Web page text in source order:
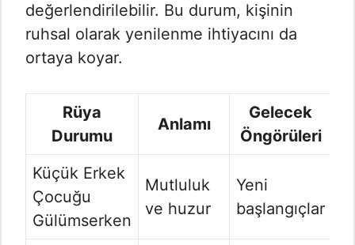
değerlendirilebilir. Bu durum, kişinin
ruhsal olarak yenilenme ihtiyacını da
ortaya koyar.
Rüya
Durumu
Anlamı
Gelecek
Öngörüleri
Küçük Erkek
Çocuğu
Gülümserken
Mutluluk
ve huzur
Yeni
başlangıçlar